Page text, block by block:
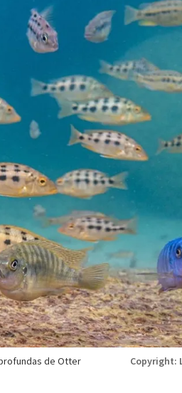
de Otter
Copyright: